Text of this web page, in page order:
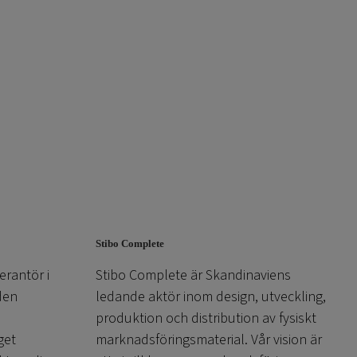
i
Stibo Complete
Stibo Complete är Skandinaviens
ledande aktör inom design, utveckling,
produktion och distribution av fysiskt
marknadsföringsmaterial. Vår vision är